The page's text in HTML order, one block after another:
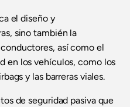
el diseño y
sino también la
así como el
en los vehículos, como los
y las barreras viales.
de seguridad pasiva que